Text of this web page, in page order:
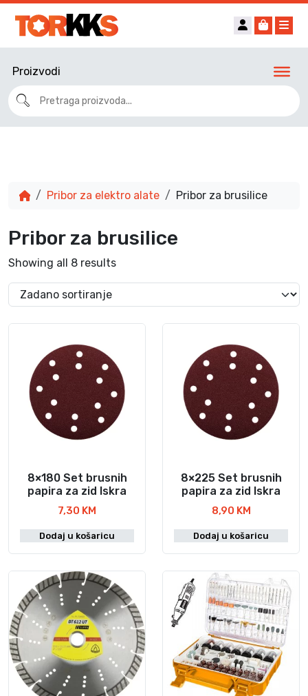
Account
Cart
Proizvodi
Pribor za elektro alate Pribor za brusilice
Pribor za brusilice
Showing all 8 results
8×180 Set brusnih
papira za zid Iskra
7,30 KM
Dodaj u košaricu
8×225 Set brusnih
papira za zid Iskra
8,90 KM
Dodaj u košaricu